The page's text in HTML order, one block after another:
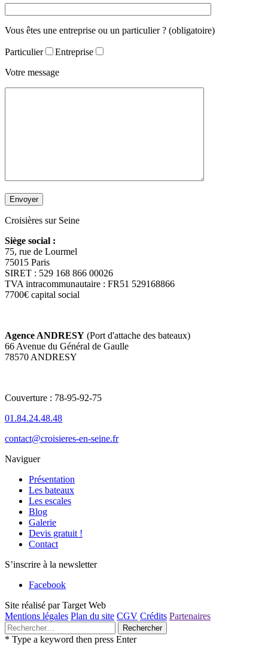
Vous êtes une entreprise ou un particulier ? (obligatoire)
Particulier
Entreprise
Votre message
Croisières sur Seine
Siège social :
75, rue de Lourmel
75015 Paris
SIRET : 529 168 866 00026
TVA intracommunautaire : FR51 529168866
7700€ capital social
Agence ANDRESY (Port d'attache des bateaux)
66 Avenue du Général de Gaulle
78570 ANDRESY
Couverture : 78-95-92-75
01.84.24.48.48
contact@croisieres-en-seine.fr
Naviguer
Présentation
Les bateaux
Les escales
Blog
Galerie
Devis gratuit !
Contact
S’inscrire à la newsletter
Facebook
Site réalisé par Target Web
Mentions légales Plan du site CGV Crédits Partenaires
Rechercher :
* Type a keyword then press Enter